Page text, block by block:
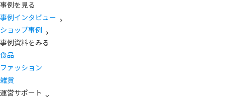
事例を見る
事例インタビュー
ショップ事例
事例資料をみる
食品
ファッション
雑貨
運営サポート